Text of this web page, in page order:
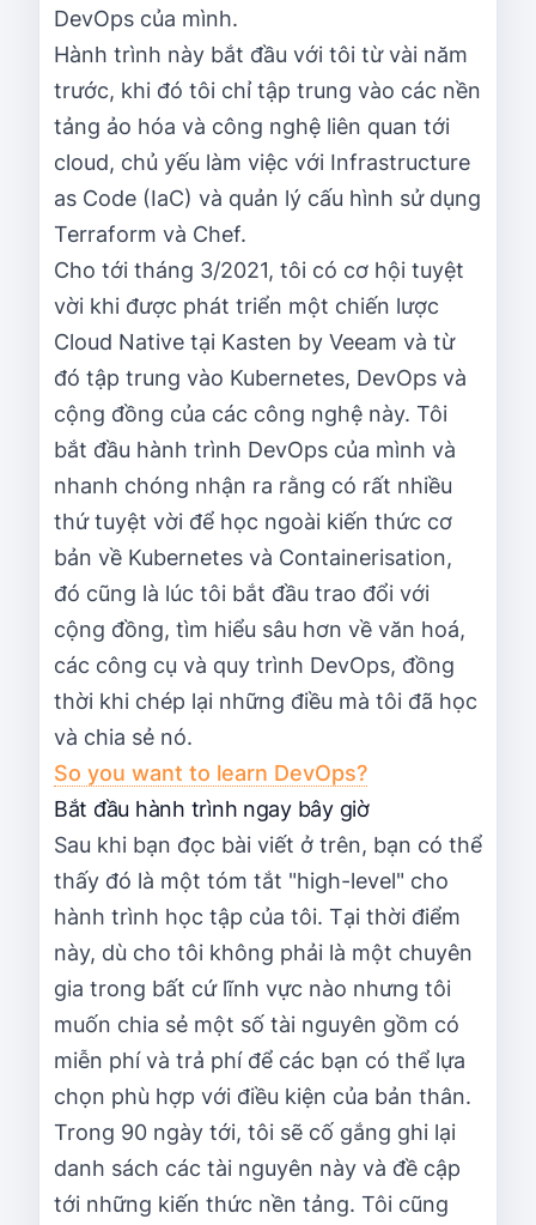
DevOps của mình.
Hành trình này bắt đầu với tôi từ vài năm
trước, khi đó tôi chỉ tập trung vào các nền
tảng ảo hóa và công nghệ liên quan tới
cloud, chủ yếu làm việc với Infrastructure
as Code (IaC) và quản lý cấu hình sử dụng
Terraform và Chef.
Cho tới tháng 3/2021, tôi có cơ hội tuyệt
vời khi được phát triển một chiến lược
Cloud Native tại Kasten by Veeam và từ
đó tập trung vào Kubernetes, DevOps và
cộng đồng của các công nghệ này. Tôi
bắt đầu hành trình DevOps của mình và
nhanh chóng nhận ra rằng có rất nhiều
thứ tuyệt vời để học ngoài kiến thức cơ
bản về Kubernetes và Containerisation,
đó cũng là lúc tôi bắt đầu trao đổi với
cộng đồng, tìm hiểu sâu hơn về văn hoá,
các công cụ và quy trình DevOps, đồng
thời khi chép lại những điều mà tôi đã học
và chia sẻ nó.
So you want to learn DevOps?
Bắt đầu hành trình ngay bây giờ
Sau khi bạn đọc bài viết ở trên, bạn có thể
thấy đó là một tóm tắt "high-level" cho
hành trình học tập của tôi. Tại thời điểm
này, dù cho tôi không phải là một chuyên
gia trong bất cứ lĩnh vực nào nhưng tôi
muốn chia sẻ một số tài nguyên gồm có
miễn phí và trả phí để các bạn có thể lựa
chọn phù hợp với điều kiện của bản thân.
Trong 90 ngày tới, tôi sẽ cố gắng ghi lại
danh sách các tài nguyên này và đề cập
tới những kiến thức nền tảng. Tôi cũng